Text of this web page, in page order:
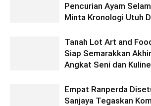
Pencurian Ayam
Minta Kronologi Utuh
Tanah Lot Art and
Siap Semarakkan
Angkat Seni dan
Empat Ranperda
Sanjaya Tegaskan